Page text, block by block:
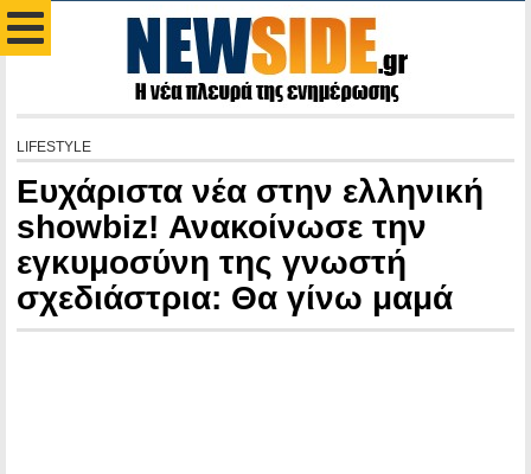
LIFESTYLE
Ευχάριστα νέα στην ελληνική
showbiz! Ανακοίνωσε την
εγκυμοσύνη της γνωστή
σχεδιάστρια: Θα γίνω μαμά